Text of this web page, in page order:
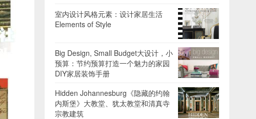
室内设计风格元素：设计家居生活
Elements of Style
Big Design, Small Budget大设计，小
预算：节约预算打造一个魅力的家园
DIY家居装饰手册
Hidden Johannesburg《隐藏的约翰
内斯堡》大教堂、犹太教堂和清真寺
宗教建筑